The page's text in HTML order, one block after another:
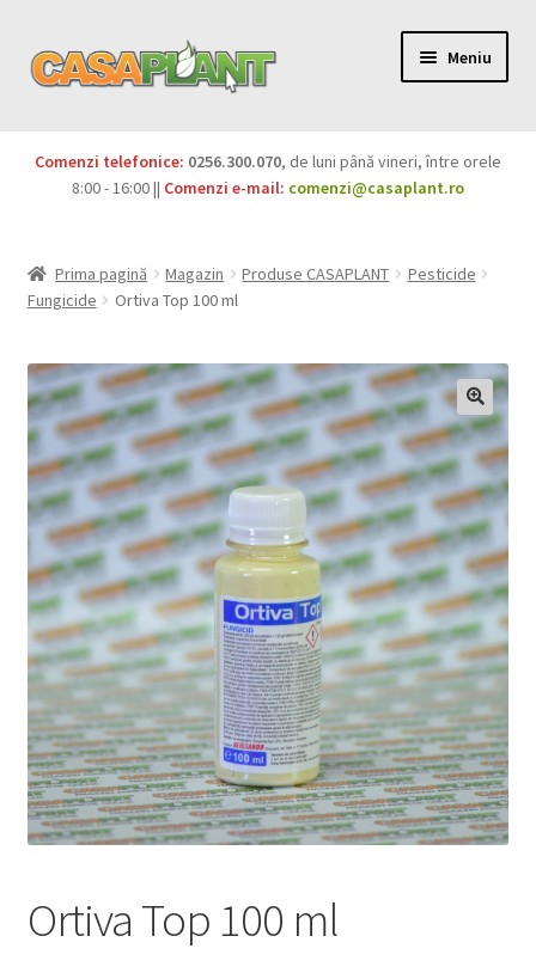
Meniu
Pesticide
copil
Produse BIO
Igienă publică
Casa și grădina
Extinde
meniul
copil
Sere și solarii
Extinde
meniul
copil
Comenzi telefonice: 0256.300.070, de luni până vineri, între orele
8:00 - 16:00 || Comenzi e-mail: comenzi@casaplant.ro
Prima pagină Magazin Produse CASAPLANT
Pesticide
Fungicide
Ortiva Top 100 ml
Ortiva Top 100 ml